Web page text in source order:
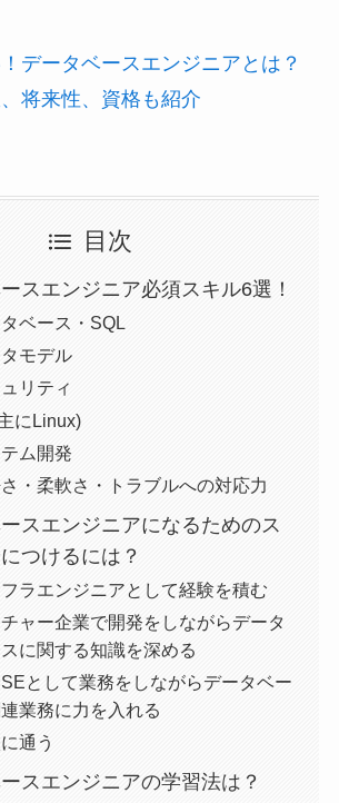
データベースエンジニアとは？
将来性、資格も紹介
目次
スエンジニア必須スキル6選！
ベース・SQL
モデル
リティ
にLinux)
ム開発
・柔軟さ・トラブルへの対応力
スエンジニアになるためのス
つけるには？
ラエンジニアとして経験を積む
ャー企業で開発をしながらデータ
に関する知識を深める
として業務をしながらデータベー
業務に力を入れる
通う
スエンジニアの学習法は？